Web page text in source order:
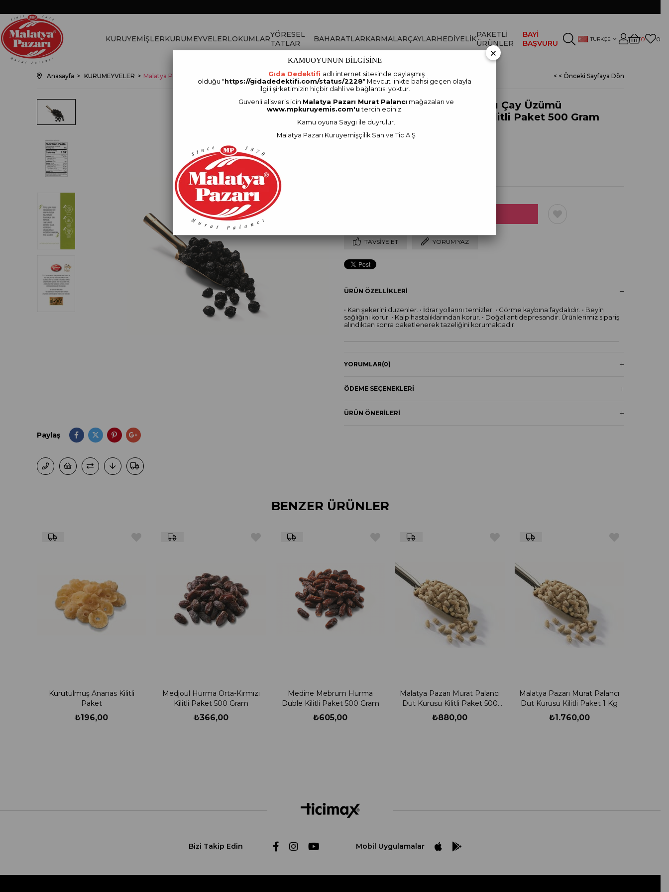
KURUYEMİŞLERKURUMEYVELERLOKUMLARYÖRESEL
TATLAR
BAHARATLARKARMALARÇAYLARHEDİYELİKPAKETLİ
ÜRÜNLER
BAYİ
BAŞVURU
TÜRKÇE 0 0
Anasayfa KURUMEYVELER Malatya Pazarı Murat Palancı Çay Üzümü Blueberries Yaban Mersini Kilitli Paket 500 Gram < < Önceki Sayfaya Dön
Paylaş
Malatya Pazarı Murat Palancı Çay Üzümü
Blueberries Yaban Mersini Kilitli Paket 500 Gram
(8690985648506)
Stok Kodu
TAVSIYE ET YORUM YAZ
ÜRÜN ÖZELLIKLERI
• Kan şekerini düzenler. • İdrar yollarını temizler. • Görme kaybına faydalıdır. • Beyin
sağlığını korur. • Kalp hastalıklarından korur. • Doğal antidepresandır. Ürünlerimiz sipariş
alındıktan sonra paketlenerek tazeliğini korumaktadır.
YORUMLAR(0)
ÖDEME SEÇENEKLERI
ÜRÜN ÖNERILERI
BENZER ÜRÜNLER
Kurutulmuş Ananas Kilitli
Paket
₺196,00
Medjoul Hurma Orta-Kırmızı
Kilitli Paket 500 Gram
₺366,00
Medine Mebrum Hurma
Duble Kilitli Paket 500 Gram
₺605,00
Malatya Pazarı Murat Palancı
Dut Kurusu Kilitli Paket 500
Gram
₺880,00
Malatya Pazarı Murat Palancı
Dut Kurusu Kilitli Paket 1 Kg
₺1.760,00
Bizi Takip Edin Mobil Uygulamalar
×
KAMUOYUNUN BİLGİSİNE
Gıda Dedektifi adlı internet sitesinde paylaşmış
olduğu " https://gidadedektifi.com/status/2228" Mevcut linkte bahsi geçen olayla
ilgili şirketimizin hiçbir dahli ve bağlantısı yoktur.
Guvenli alisveris icin Malatya Pazarı Murat Palancı mağazaları ve
www.mpkuruyemis.com'u tercih ediniz.
Kamu oyuna Saygı ile duyrulur.
Malatya Pazarı Kuruyemişçilik San ve Tic A.Ş